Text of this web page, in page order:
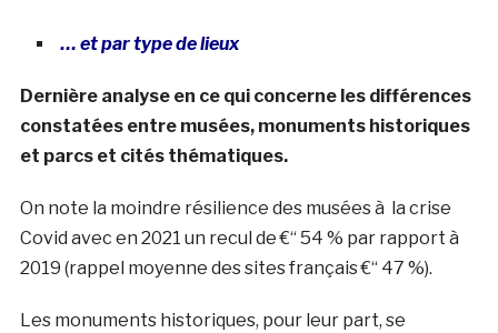
… et par type de lieux
Dernière analyse en ce qui concerne les différences
constatées entre musées, monuments historiques
et parcs et cités thématiques.
On note la moindre résilience des musées à la crise
Covid avec en 2021 un recul de €“ 54 % par rapport à
2019 (rappel moyenne des sites français €“ 47 %).
Les monuments historiques, pour leur part, se